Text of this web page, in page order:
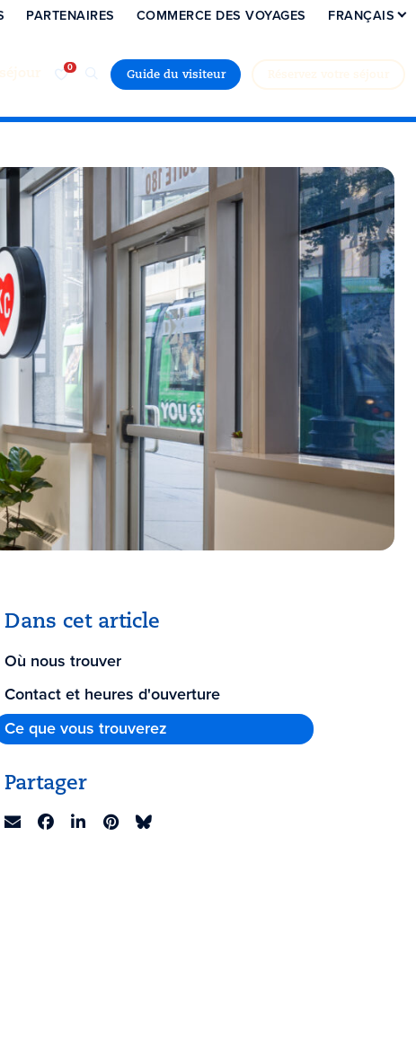
Guide du visiteur
PARTENAIRES COMMERCE DES VOYAGES FRANÇAIS
Dans cet article
Où nous trouver
Contact et heures d'ouverture
Ce que vous trouverez
Partager